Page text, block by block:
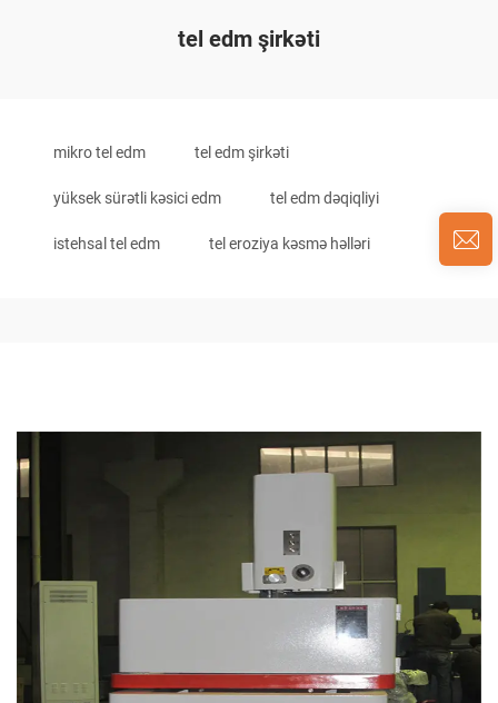
tel edm şirkəti
mikro tel edm tel edm şirkəti
yüksek sürətli kəsici edm tel edm dəqiqliyi
istehsal tel edm tel eroziya kəsmə həlləri